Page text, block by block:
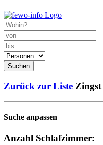
Suchen
Zurück zur Liste Zingst
Suche anpassen
Anzahl Schlafzimmer: